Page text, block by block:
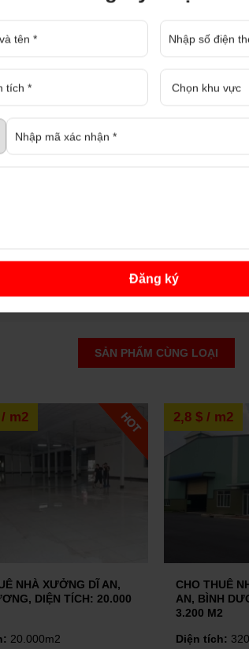
thị trường bất động sản quý
sắt kết nối 5 đô thị tại
lo dọn dẹp, sắm sửa
NÊN BÁN NHÀ CÓ TRANG BỊ NỘI THẤT HAY NHÀ TRỐNG
thất hay nhà trống là băn
ĐỘNG SẢN
lược khác mà các nhà
một tài sản bất động sản...
thế nào? Ra sao?
SẢN PHẨM CÙNG LOẠI
AN,
20.000
2,8 $ / m2
CHO THUÊ NHÀ XƯỞNG
AN, BÌNH DƯƠNG, DIỆN TÍCH:
3200m2
Đăng ký